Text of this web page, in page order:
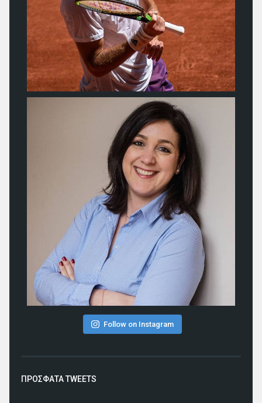
Follow on Instagram
ΠΡΟΣΦΑΤΑ TWEETS